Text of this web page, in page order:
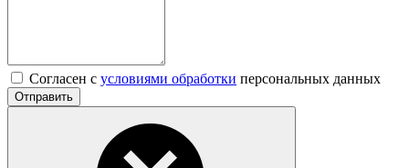
Согласен с условиями обработки персональных данных
Отправить